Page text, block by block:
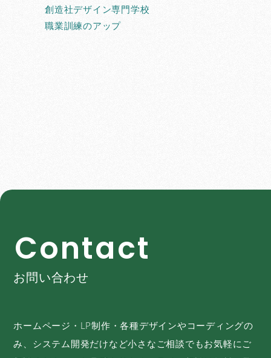
創造社デザイン専門学校
職業訓練のアップ
Contact
お問い合わせ
ホームページ・LP制作・各種デザインやコーディングの
み、システム開発だけなど小さなご相談でもお気軽にご